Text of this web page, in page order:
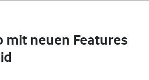
mit neuen Features